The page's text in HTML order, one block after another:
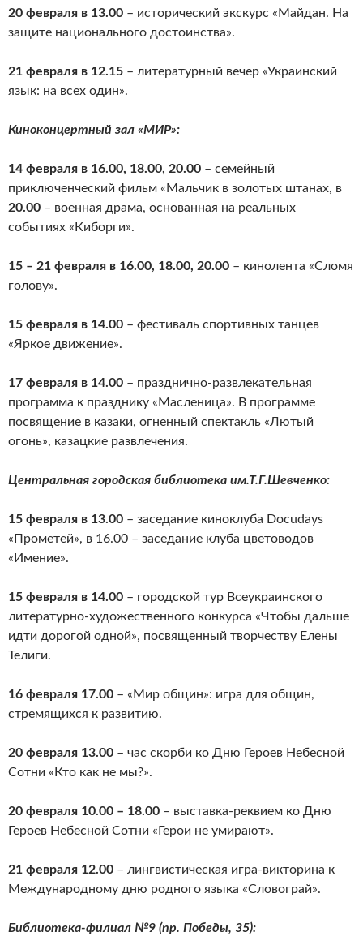
20 февраля в 13.00 – исторический экскурс «Майдан. На
защите национального достоинства».
21 февраля в 12.15 – литературный вечер «Украинский
язык: на всех один».
Киноконцертный зал «МИР»:
14 февраля в 16.00, 18.00, 20.00 – семейный
приключенческий фильм «Мальчик в золотых штанах, в
20.00 – военная драма, основанная на реальных
событиях «Киборги».
15 – 21 февраля в 16.00, 18.00, 20.00 – кинолента «Сломя
голову».
15 февраля в 14.00 – фестиваль спортивных танцев
«Яркое движение».
17 февраля в 14.00 – празднично-развлекательная
программа к празднику «Масленица». В программе
посвящение в казаки, огненный спектакль «Лютый
огонь», казацкие развлечения.
Центральная городская библиотека им.Т.Г.Шевченко:
15 февраля в 13.00 – заседание киноклуба Docudays
«Прометей», в 16.00 – заседание клуба цветоводов
«Имение».
15 февраля в 14.00 – городской тур Всеукраинского
литературно-художественного конкурса «Чтобы дальше
идти дорогой одной», посвященный творчеству Елены
Телиги.
16 февраля 17.00 – «Мир общин»: игра для общин,
стремящихся к развитию.
20 февраля 13.00 – час скорби ко Дню Героев Небесной
Сотни «Кто как не мы?».
20 февраля 10.00 – 18.00 – выставка-реквием ко Дню
Героев Небесной Сотни «Герои не умирают».
21 февраля 12.00 – лингвистическая игра-викторина к
Международному дню родного языка «Словограй».
Библиотека-филиал №9 (пр. Победы, 35):